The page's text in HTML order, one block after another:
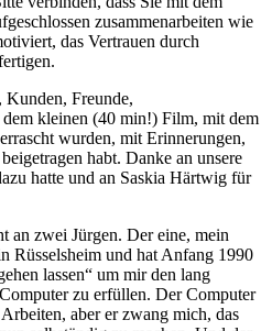
zusammenarbeiten wie
das Vertrauen durch
Kunden, Freunde,
kleinen (40 min!) Film, mit dem
wurden, mit Erinnerungen,
habt. Danke an unsere
hatte und an Saskia Härtwig für
an zwei Jürgen. Der eine, mein
Rüsselsheim und hat Anfang 1990
lassen“ um mir den lang
zu erfüllen. Der Computer
aber er zwang mich, das